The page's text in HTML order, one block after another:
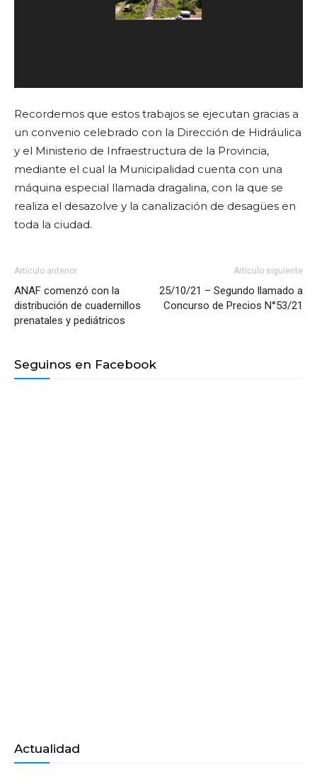
Recordemos que estos trabajos se ejecutan gracias a
un convenio celebrado con la Dirección de Hidráulica
y el Ministerio de Infraestructura de la Provincia,
mediante el cual la Municipalidad cuenta con una
máquina especial llamada dragalina, con la que se
realiza el desazolve y la canalización de desagües en
toda la ciudad.
Artículo anterior
ANAF comenzó con la
distribución de cuadernillos
prenatales y pediátricos
Artículo siguiente
25/10/21 – Segundo llamado a
Concurso de Precios N°53/21
Seguinos en Facebook
Actualidad